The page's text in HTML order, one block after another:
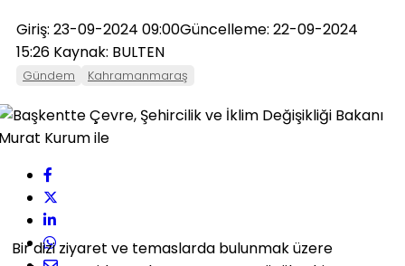
Giriş: 23-09-2024 09:00Güncelleme: 22-09-2024
15:26 Kaynak: BULTEN
Gündem Kahramanmaraş
Bir dizi ziyaret ve temaslarda bulunmak üzere